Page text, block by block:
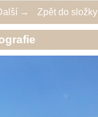
→ Zpět do složky